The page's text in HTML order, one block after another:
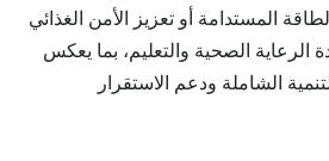
المستدامة أو تعزيز الأمن الغذائي
الرعاية الصحية والتعليم، بما يعكس
الشاملة ودعم الاستقرار